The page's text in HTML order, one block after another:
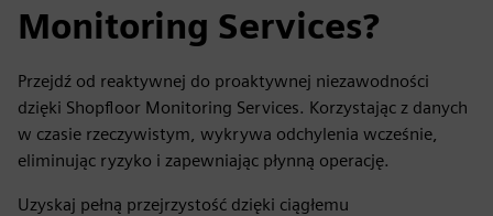
Monitoring Services?
Przejdź od reaktywnej do proaktywnej niezawodności
dzięki Shopfloor Monitoring Services. Korzystając z danych
w czasie rzeczywistym, wykrywa odchylenia wcześnie,
eliminując ryzyko i zapewniając płynną operację.
Uzyskaj pełną przejrzystość dzięki ciągłemu